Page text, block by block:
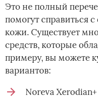
Это не полный
помогут справиться
кожи. Существует
средств, которые
примеру, вы можете
вариантов:
Noreva